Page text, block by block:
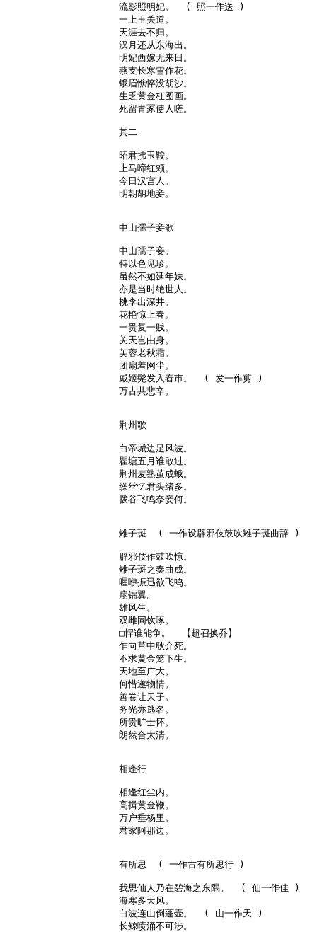
流影照明妃。  ( 照一作送 )
一上玉关道。
天涯去不归。
汉月还从东海出。
明妃西嫁无来日。
燕支长寒雪作花。
蛾眉憔悴没胡沙。
生乏黄金枉图画。
死留青冢使人嗟。
其二
昭君拂玉鞍。
上马啼红颊。
今日汉宫人。
明朝胡地妾。
中山孺子妾歌
中山孺子妾。
特以色见珍。
虽然不如延年妹。
亦是当时绝世人。
桃李出深井。
花艳惊上春。
一贵复一贱。
关天岂由身。
芙蓉老秋霜。
团扇羞网尘。
戚姬髡发入舂市。  ( 发一作剪 )
万古共悲辛。
荆州歌
白帝城边足风波。
瞿塘五月谁敢过。
荆州麦熟茧成蛾。
缲丝忆君头绪多。
拨谷飞鸣奈妾何。
雉子斑  ( 一作设辟邪伎鼓吹雉子斑曲辞 )
辟邪伎作鼓吹惊。
雉子斑之奏曲成。
喔咿振迅欲飞鸣。
扇锦翼。
雄风生。
双雌同饮啄。
□悍谁能争。  【超召换乔】
乍向草中耿介死。
不求黄金笼下生。
天地至广大。
何惜遂物情。
善卷让天子。
务光亦逃名。
所贵旷士怀。
朗然合太清。
相逢行
相逢红尘内。
高揖黄金鞭。
万户垂杨里。
君家阿那边。
有所思  ( 一作古有所思行 )
我思仙人乃在碧海之东隅。  ( 仙一作佳 )
海寒多天风。
白波连山倒蓬壶。  ( 山一作天 )
长鲸喷涌不可涉。